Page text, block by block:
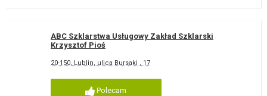
ABC Szklarstwa Usługowy Zakład Szklarski
Krzysztof Pioś
20-150, Lublin, ulica Bursaki , 17
Polecam